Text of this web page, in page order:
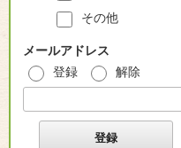
その他
メールアドレス
登録
解除